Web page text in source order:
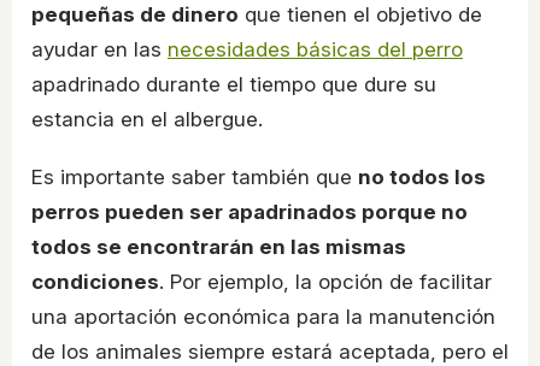
pequeñas de dinero que tienen el objetivo de
ayudar en las necesidades básicas del perro
apadrinado durante el tiempo que dure su
estancia en el albergue.
Es importante saber también que no todos los
perros pueden ser apadrinados porque no
todos se encontrarán en las mismas
condiciones. Por ejemplo, la opción de facilitar
una aportación económica para la manutención
de los animales siempre estará aceptada, pero el